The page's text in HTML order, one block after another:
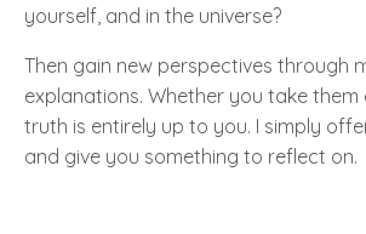
yourself, and in the universe?
Then gain new perspectives through
explanations. Whether you take them
truth is entirely up to you. I simply
and give you something to reflect on.